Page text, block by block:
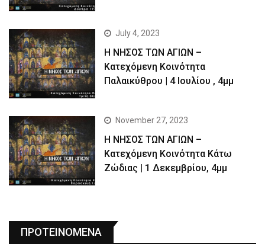
July 4, 2023
Η ΝΗΣΟΣ ΤΩΝ ΑΓΙΩΝ –
Kατεχόμενη Κοινότητα
Παλαικύθρου | 4 Ιουλίου , 4μμ
November 27, 2023
Η ΝΗΣΟΣ ΤΩΝ ΑΓΙΩΝ –
Κατεχόμενη Κοινότητα Κάτω
Ζώδιας | 1 Δεκεμβρίου, 4μμ
ΠΡΟΤΕΙΝΟΜΕΝΑ